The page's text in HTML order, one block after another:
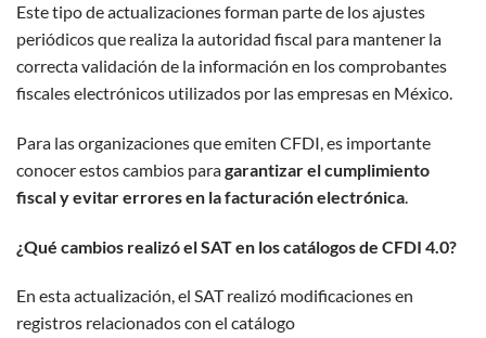
Este tipo de actualizaciones forman parte de los ajustes
periódicos que realiza la autoridad fiscal para mantener la
correcta validación de la información en los comprobantes
fiscales electrónicos utilizados por las empresas en México.
Para las organizaciones que emiten CFDI, es importante
conocer estos cambios paragarantizar el cumplimiento
fiscal y evitar errores en la facturación electrónica.
¿Qué cambios realizó el SAT en los catálogos de CFDI 4.0?
En esta actualización, el SAT realizó modificaciones en
registros relacionados con el catálogo